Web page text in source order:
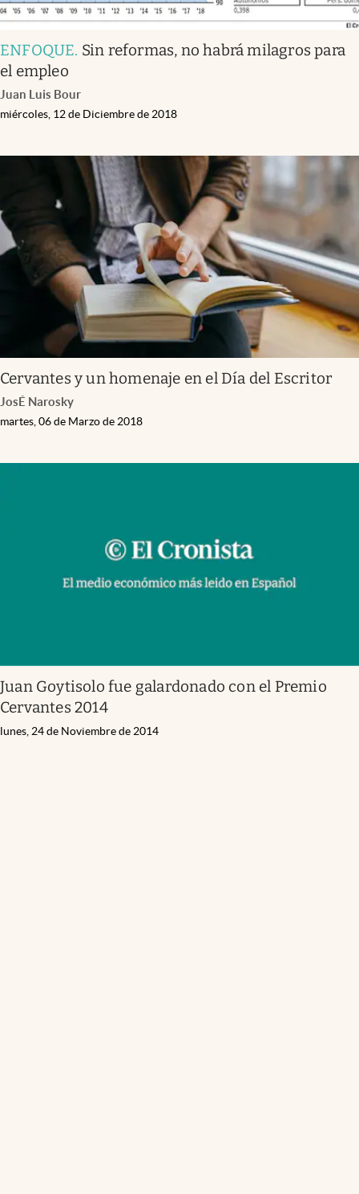
ENFOQUE. Sin reformas, no habrá milagros para
el empleo
Juan Luis Bour
miércoles, 12 de Diciembre de 2018
Cervantes y un homenaje en el Día del Escritor
JosÉ Narosky
martes, 06 de Marzo de 2018
Juan Goytisolo fue galardonado con el Premio
Cervantes 2014
lunes, 24 de Noviembre de 2014